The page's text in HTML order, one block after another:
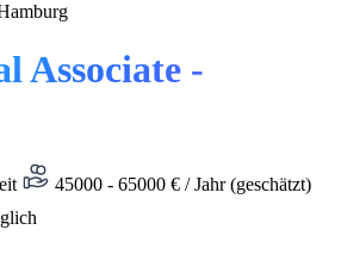
Associate -
45000 - 65000 € / Jahr (geschätzt)